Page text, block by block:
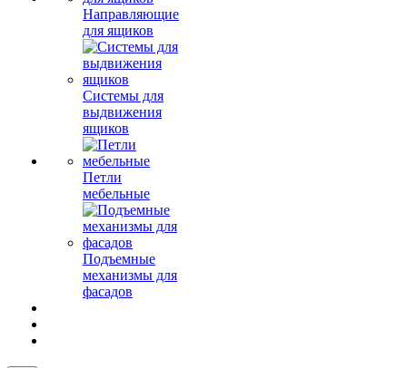
Направляющие
для ящиков
Системы для
выдвижения
ящиков
Петли
мебельные
Подъемные
механизмы для
фасадов